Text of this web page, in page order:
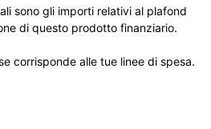
sono gli importi relativi al plafond
di questo prodotto finanziario.
corrisponde alle tue linee di spesa.